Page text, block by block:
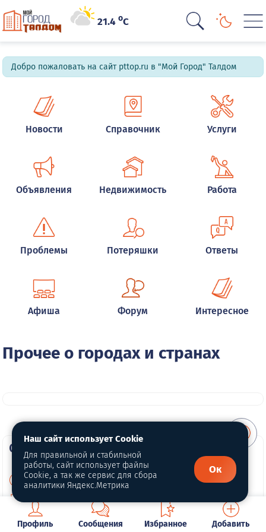
21.4oC
Добро пожаловать на сайт pttop.ru в "Мой Город" Талдом
Новости Справочник Услуги
Объявления Недвижимость Работа
Проблемы Потеряшки Ответы
Афиша Форум Интересное
Прочее о городах и странах
О портале
О нас
Политика конфиденциальности
Обработка персональных данных
Профиль Сообщения Избранное Добавить
Наш сайт использует Cookie
Для правильной и стабильной
работы, сайт использует файлы
Cookie, а так же сервис для сбора
аналитики Яндекс.Метрика
Ок